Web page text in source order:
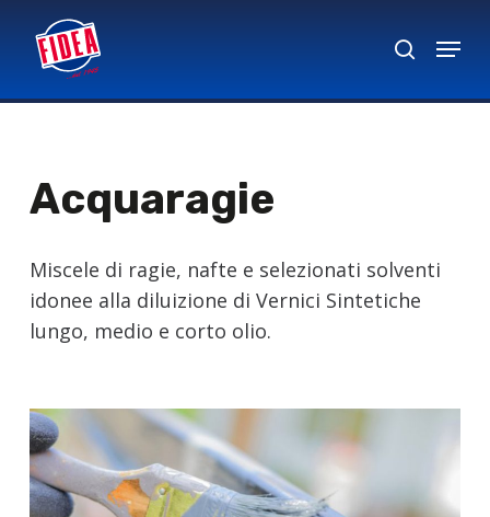
main
content
search
Menu
Acquaragie
Miscele di ragie, nafte e selezionati solventi
idonee alla diluizione di Vernici Sintetiche
lungo, medio e corto olio.
Menu